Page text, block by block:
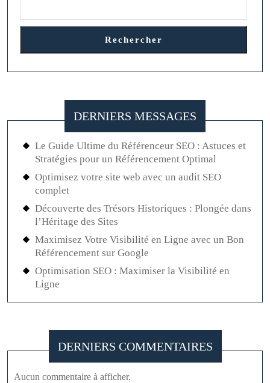
Rechercher
DERNIERS MESSAGES
Le Guide Ultime du Référenceur SEO : Astuces et
Stratégies pour un Référencement Optimal
Optimisez votre site web avec un audit SEO
complet
Découverte des Trésors Historiques : Plongée dans
l’Héritage des Sites
Maximisez Votre Visibilité en Ligne avec un Bon
Référencement sur Google
Optimisation SEO : Maximiser la Visibilité en
Ligne
DERNIERS COMMENTAIRES
Aucun commentaire à afficher.